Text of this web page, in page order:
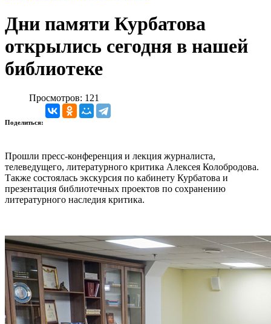
Дни памяти Курбатова
открылись сегодня в нашей
библиотеке
Просмотров: 121
Поделиться:
Прошли пресс-конференция и лекция журналиста,
телеведущего, литературного критика Алексея Колобродова.
Также состоялась экскурсия по кабинету Курбатова и
презентация библиотечных проектов по сохранению
литературного наследия критика.